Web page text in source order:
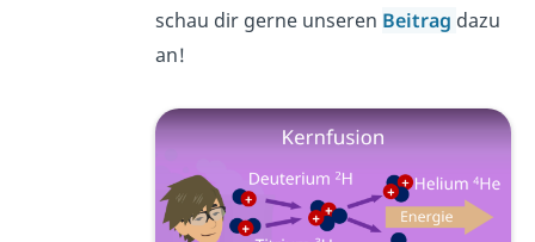
schau dir gerne unseren Beitrag dazu
an!